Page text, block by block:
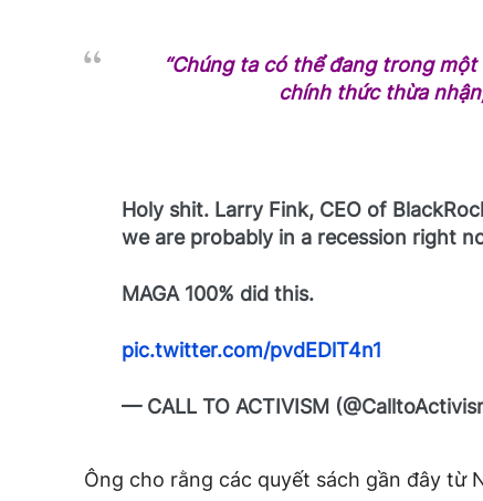
“Chúng ta có thể đang trong
chính thức thừa
Holy shit. Larry Fink, CEO of
we are probably in a recession right
MAGA 100% did this.
pic.twitter.com/pvdEDlT4n1
— CALL TO ACTIVISM
Ông cho rằng các quyết sách gần đây từ